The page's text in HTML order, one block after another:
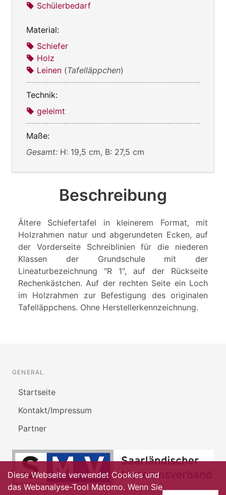
Schülerbedarf
Material:
Schiefer
Holz
Leinen (Tafelläppchen)
Technik:
geleimt
Maße:
Gesamt: H: 19,5 cm, B: 27,5 cm
Beschreibung
Ältere Schiefertafel in kleinerem Format, mit
Holzrahmen natur und abgerundeten Ecken, auf
der Vorderseite Schreiblinien für die niederen
Klassen der Grundschule mit der
Lineaturbezeichnung "R 1", auf der Rückseite
Rechenkästchen. Auf der rechten Seite ein Loch
im Holzrahmen zur Befestigung des originalen
Tafelläppchens. Ohne Herstellerkennzeichnung.
GENERAL
Startseite
Kontakt/Impressum
Partner
Diese Webseite verwendet Cookies und
das Webanalyse-Tool Matomo. Wenn Sie